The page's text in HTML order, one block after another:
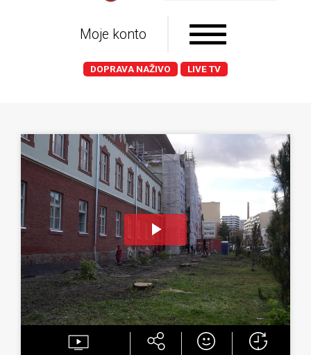
Moje konto
DOPRAVA NAŽIVO LIVE TV
Play
Video